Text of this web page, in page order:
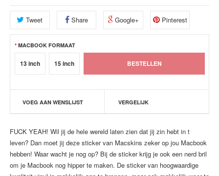
Tweet Share Google+ Pinterest
MACBOOK FORMAAT
13 inch 15 inch
VOEG AAN WENSLIJST VERGELIJK
FUCK YEAH! Wil jij de hele wereld laten zien dat jij zin hebt in t
leven? Dan moet jij deze sticker van Macskins zeker op jou Macbook
hebben! Waar wacht je nog op? Bij de sticker krijg je ook een nerd bril
om je Macbook nog hipper te maken. De sticker van hoogwaardige